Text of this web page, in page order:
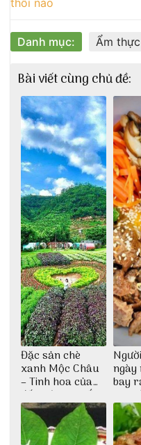
Danh mục: Ẩm
Bài viết cùng chủ đề:
Đặc sản chè
xanh Mộc Châu
– Tinh hoa của
đất trời Tây Bắc
ngày
bay
Huế